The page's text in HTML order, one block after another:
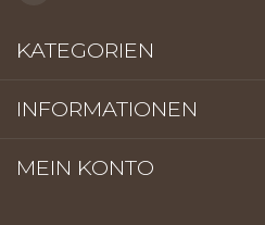
KATEGORIEN
INFORMATIONEN
MEIN KONTO